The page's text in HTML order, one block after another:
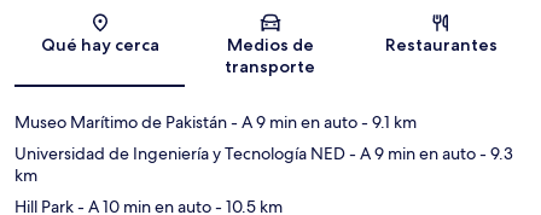
Qué hay cerca
Medios de
transporte
Restaurantes
Museo Marítimo de Pakistán- A 9 min en auto- 9.1 km
Universidad de Ingeniería y Tecnología NED- A 9 min en auto- 9.3
km
Hill Park- A 10 min en auto- 10.5 km